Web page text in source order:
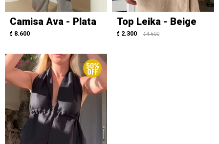
Camisa Ava - Plata
$ 8.600
Top Leika - Beige
$ 2.300 $ 4.600